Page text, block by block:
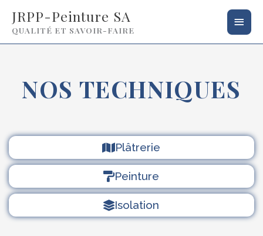
contenu
JRPP-Peinture SA
QUALITÉ ET SAVOIR-FAIRE
Menu
NOS TECHNIQUES
Plâtrerie
Peinture
Isolation